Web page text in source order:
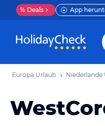
% Deals App
Europa Urlaub Niederlande